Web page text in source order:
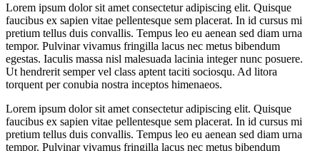
Lorem ipsum dolor sit amet consectetur adipiscing elit. Quisque
faucibus ex sapien vitae pellentesque sem placerat. In id cursus mi
pretium tellus duis convallis. Tempus leo eu aenean sed diam urna
tempor. Pulvinar vivamus fringilla lacus nec metus bibendum
egestas. Iaculis massa nisl malesuada lacinia integer nunc posuere.
Ut hendrerit semper vel class aptent taciti sociosqu. Ad litora
torquent per conubia nostra inceptos himenaeos.
Lorem ipsum dolor sit amet consectetur adipiscing elit. Quisque
faucibus ex sapien vitae pellentesque sem placerat. In id cursus mi
pretium tellus duis convallis. Tempus leo eu aenean sed diam urna
tempor. Pulvinar vivamus fringilla lacus nec metus bibendum